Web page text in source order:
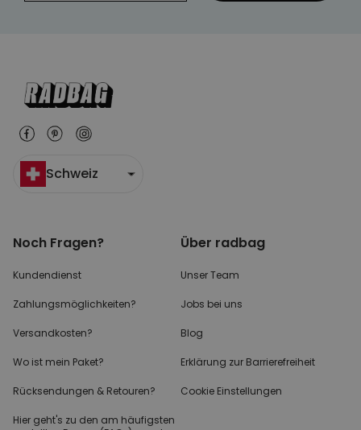
Schweiz
Noch Fragen?
Kundendienst
Zahlungsmöglichkeiten?
Versandkosten?
Wo ist mein Paket?
Rücksendungen & Retouren?
Hier geht's zu den am häufigsten
Über radbag
Unser Team
Jobs bei uns
Blog
Erklärung zur Barrierefreiheit
Cookie Einstellungen